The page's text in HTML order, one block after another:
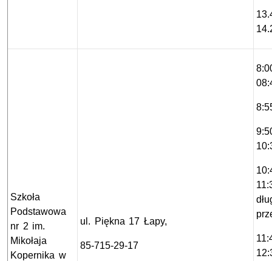
Szkoła
Podstawowa
nr 2 im.
Mikołaja
Kopernika w
ul. Piękna 17 Łapy,
85-715-29-17